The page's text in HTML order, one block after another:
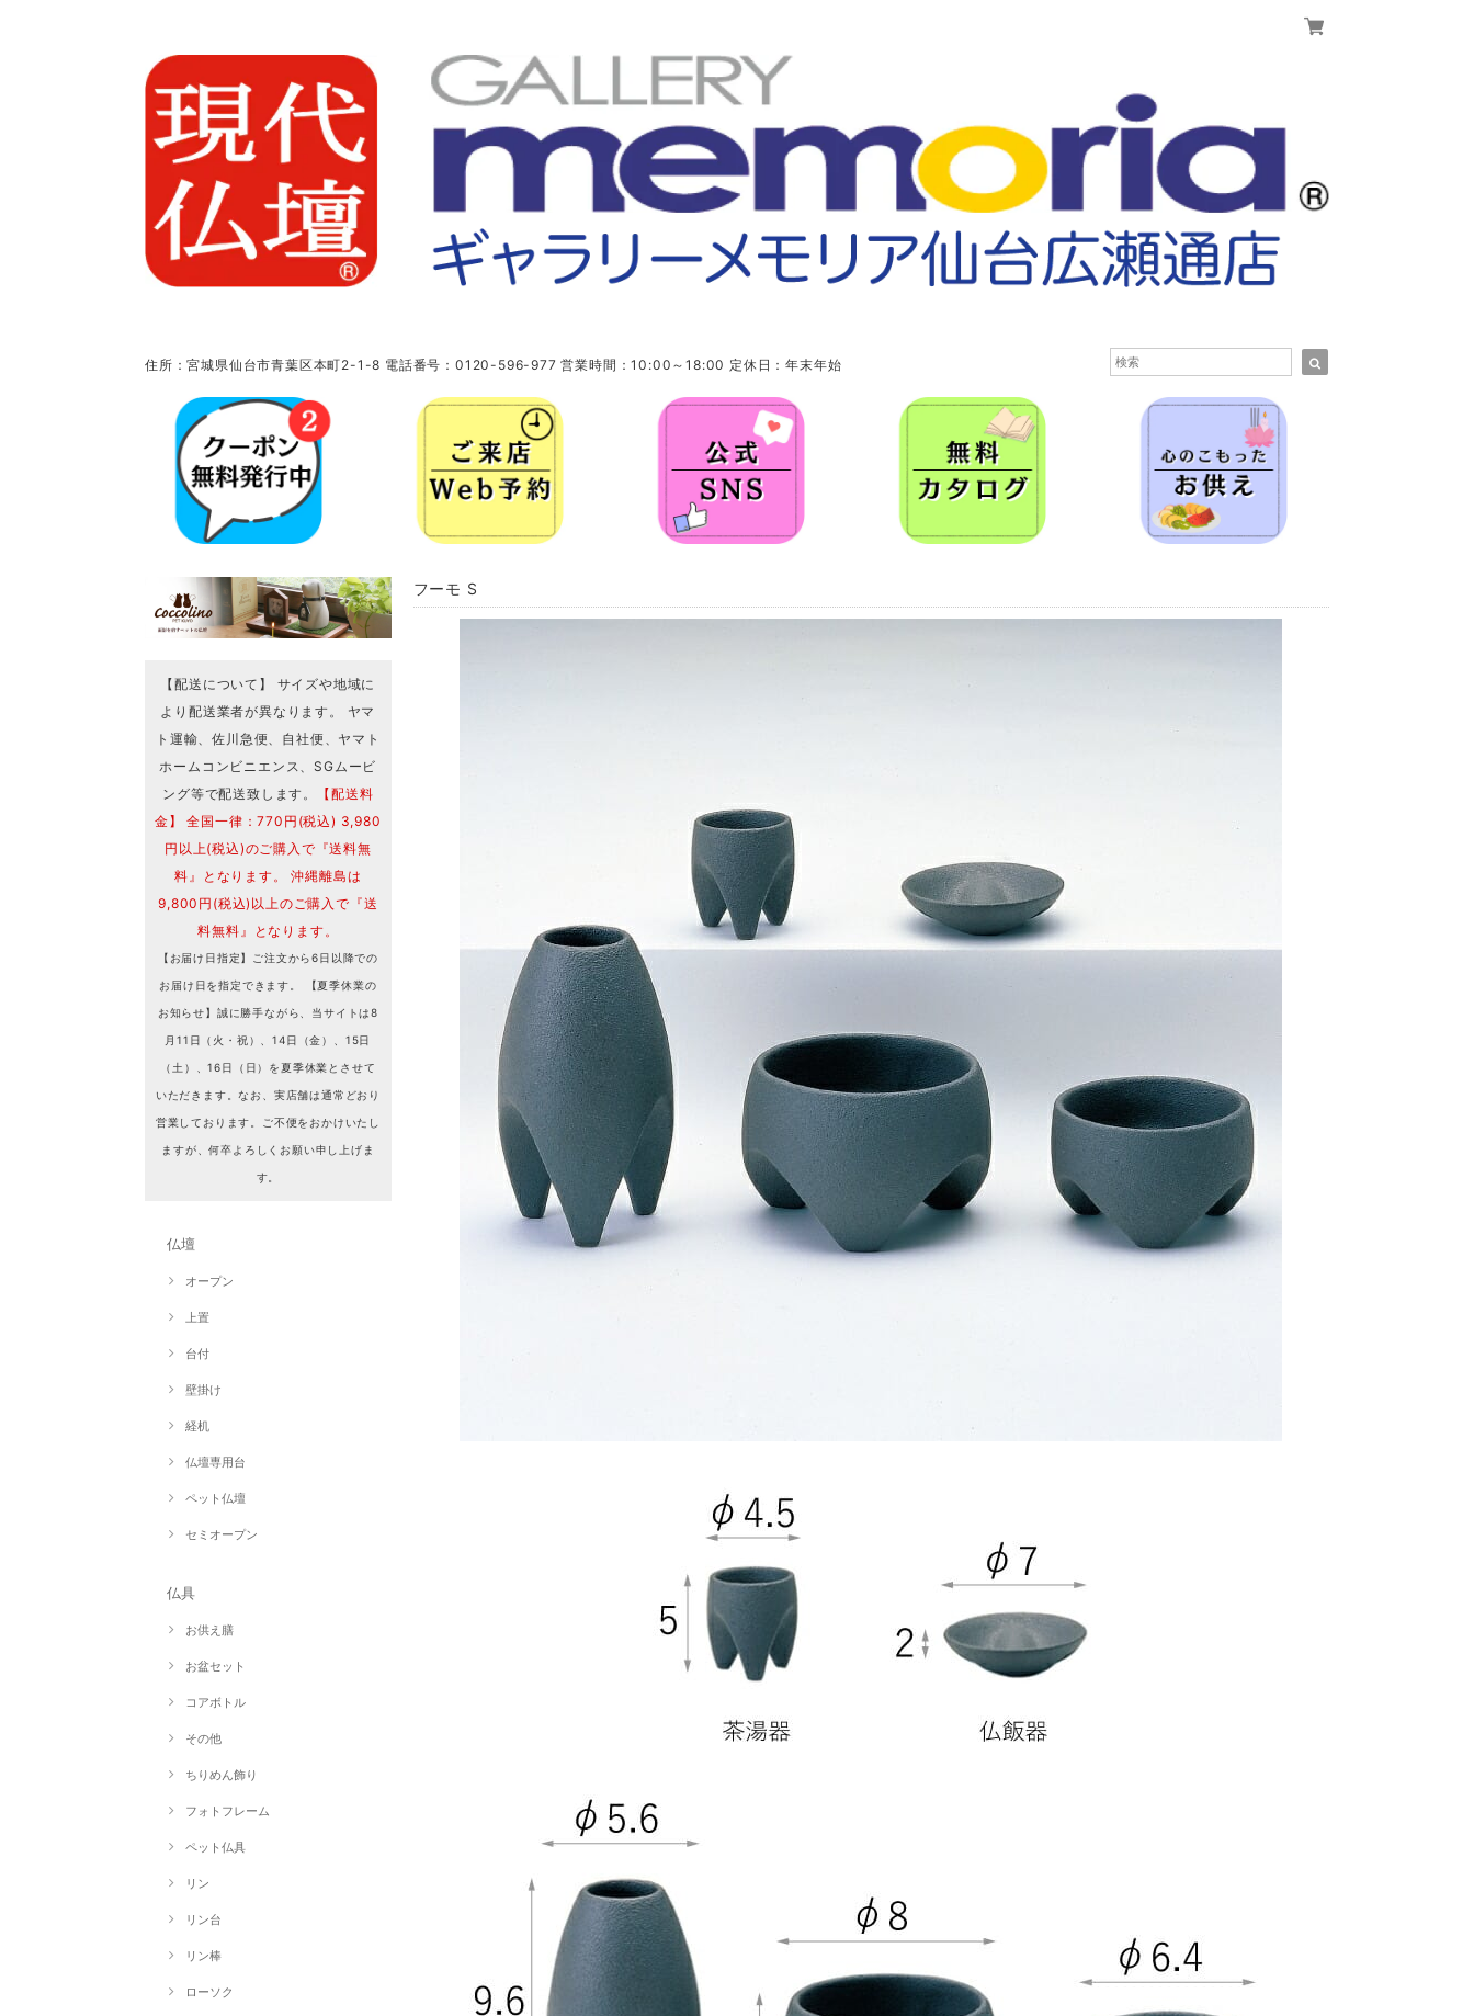
住所：宮城県仙台市青葉区本町2-1-8 電話番号：0120-596-977 営業時間：10:00～18:00 定休日：年末年始
【配送について】 サイズや地域に
より配送業者が異なります。 ヤマ
ト運輸、佐川急便、自社便、ヤマト
ホームコンビニエンス、SGムービ
ング等で配送致します。
【配送料
金】 全国一律：770円(税込) 3,980
円以上(税込)のご購入で『送料無
料』となります。 沖縄離島は
9,800円(税込)以上のご購入で『送
料無料』となります。
【お届け日指定】ご注文から6日以降での
お届け日を指定できます。 【夏季休業の
お知らせ】誠に勝手ながら、当サイトは8
月11日（火・祝）、14日（金）、15日
（土）、16日（日）を夏季休業とさせて
いただきます。なお、実店舗は通常どおり
営業しております。ご不便をおかけいたし
ますが、何卒よろしくお願い申し上げま
す。
仏壇
オープン
上置
台付
壁掛け
経机
仏壇専用台
ペット仏壇
セミオープン
仏具
お供え膳
お盆セット
コアボトル
その他
ちりめん飾り
フォトフレーム
ペット仏具
リン
リン台
リン棒
ローソク
フーモ S